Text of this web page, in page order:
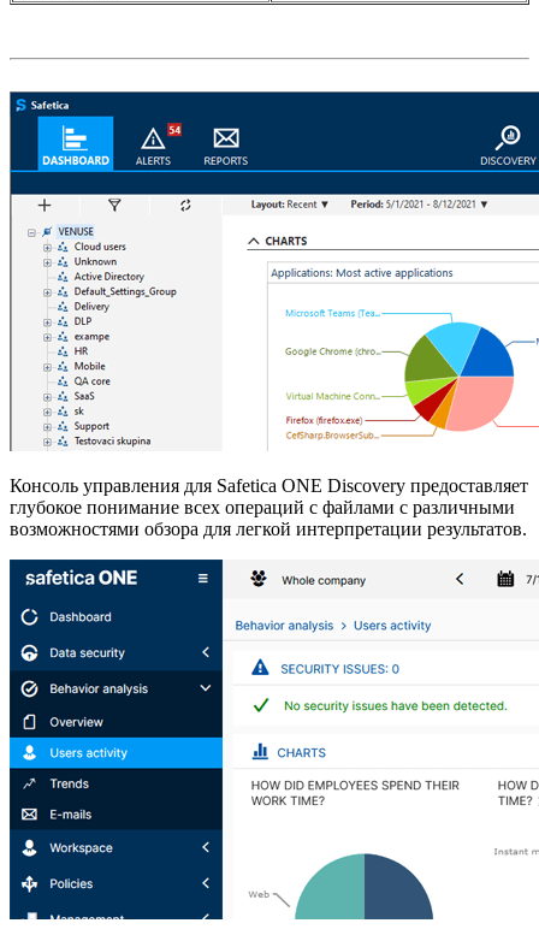
Консоль управления для Safetica ONE Discovery предоставляет
глубокое понимание всех операций с файлами с различными
возможностями обзора для легкой интерпретации результатов.